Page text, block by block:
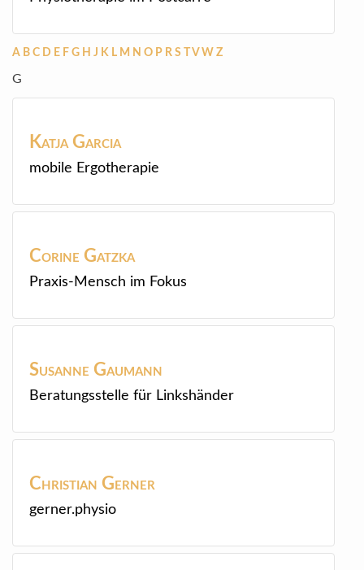
A B C D E F G H J K L M N O P R S TV W Z
G
Katja Garcia
mobile Ergotherapie
Corine Gatzka
Praxis-Mensch im Fokus
Susanne Gaumann
Beratungsstelle für Linkshänder
Christian Gerner
gerner.physio